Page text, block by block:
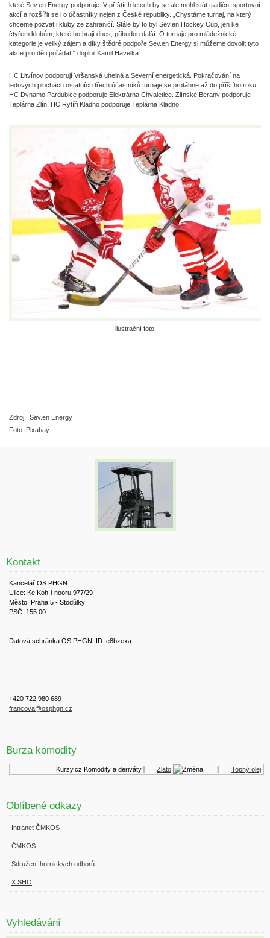
které Sev.en Energy podporuje. V příštích letech by se ale mohl stát tradiční sportovní
akcí a rozšířit se i o účastníky nejen z České republiky. „Chystáme turnaj, na který
chceme pozvat i kluby ze zahraničí. Stále by to byl Sev.en Hockey Cup, jen ke
čtyřem klubům, které ho hrají dnes, přibudou další. O turnaje pro mládežnické
kategorie je veliký zájem a díky štědré podpoře Sev.en Energy si můžeme dovolit tyto
akce pro děti pořádat,“ doplnil Kamil Havelka.
HC Litvínov podporují Vršanská uhelná a Severní energetická. Pokračování na
ledových plochách ostatních třech účastníků turnaje se protáhne až do příštího roku.
HC Dynamo Pardubice podporuje Elektrárna Chvaletice. Zlínské Berany podporuje
Teplárna Zlín. HC Rytíři Kladno podporuje Teplárna Kladno.
ilustrační foto
Zdroj: Sev.en Energy
Foto: Pixabay
Kontakt
Kancelář OS PHGN
Ulice: Ke Koh-i-nooru 977/29
Město: Praha 5 - Stodůlky
PSČ: 155 00
Datová schránka OS PHGN, ID: e8bzexa
+420 722 980 689
francova@osphgn.cz
Burza komodity
Kurzy.cz Komodity a deriváty Zlato Topný olej
Oblíbené odkazy
Intranet ČMKOS
ČMKOS
Sdružení hornických odborů
X SHO
Vyhledávání